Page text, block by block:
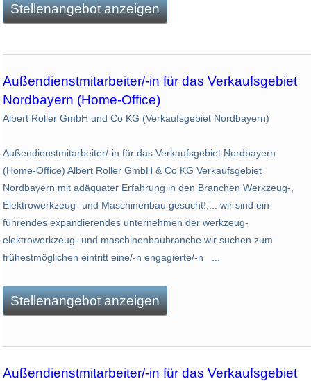
Stellenangebot anzeigen
Außendienstmitarbeiter/-in für das Verkaufsgebiet
Nordbayern (Home-Office)
Albert Roller GmbH und Co KG (Verkaufsgebiet Nordbayern)
Außendienstmitarbeiter/-in für das Verkaufsgebiet Nordbayern
(Home-Office) Albert Roller GmbH & Co KG Verkaufsgebiet
Nordbayern mit adäquater Erfahrung in den Branchen Werkzeug-,
Elektrowerkzeug- und Maschinenbau gesucht!;... wir sind ein
führendes expandierendes unternehmen der werkzeug-
elektrowerkzeug- und maschinenbaubranche wir suchen zum
frühestmöglichen eintritt eine/-n engagierte/-n ...
Stellenangebot anzeigen
Außendienstmitarbeiter/-in für das Verkaufsgebiet